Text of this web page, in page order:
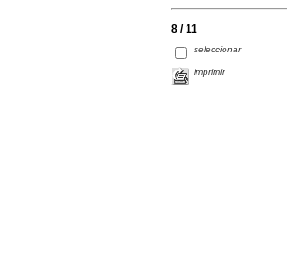
8 / 11
seleccionar
imprimir